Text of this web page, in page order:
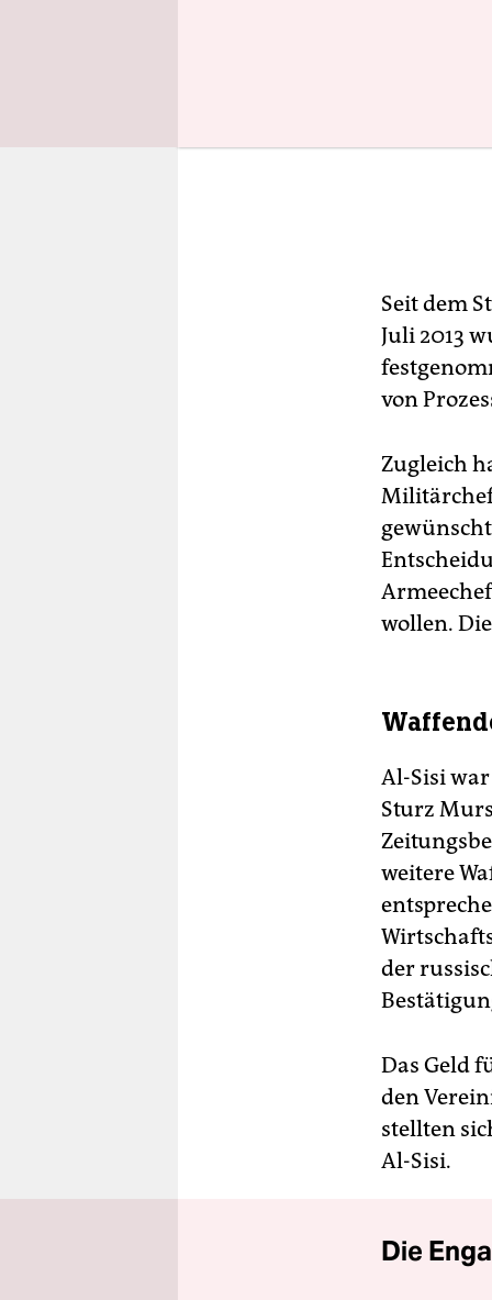
Seit dem
Juli 2013
von
Zugleich
Militärchef
wollen.
Al-Sisi
Sturz
weitere
der
Das Geld
den
stellten
Al-Sisi.
Die